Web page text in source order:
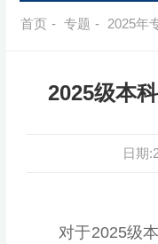
首页 - 专题 - 2025年
2025级本
日期
对于2025级